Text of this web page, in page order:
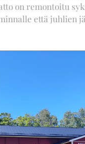
on remontoitu
että juhlien